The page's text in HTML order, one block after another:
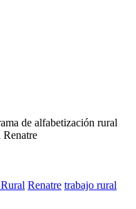
Renatre trabajo rural